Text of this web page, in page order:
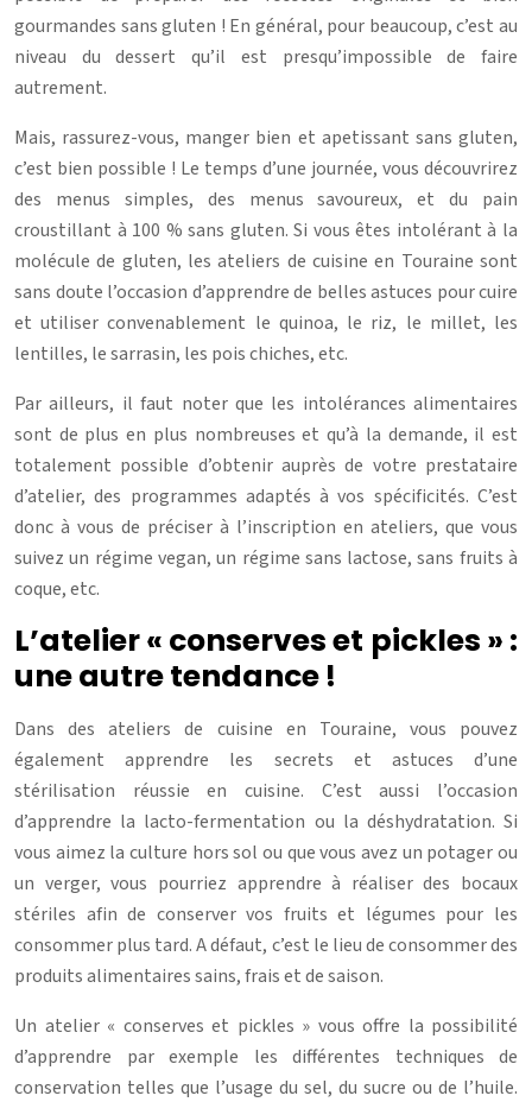
gourmandes sans gluten ! En général, pour beaucoup, c’est au
niveau du dessert qu’il est presqu’impossible de faire
autrement.
Mais, rassurez-vous, manger bien et apetissant sans gluten,
c’est bien possible ! Le temps d’une journée, vous découvrirez
des menus simples, des menus savoureux, et du pain
croustillant à 100 % sans gluten. Si vous êtes intolérant à la
molécule de gluten, les ateliers de cuisine en Touraine sont
sans doute l’occasion d’apprendre de belles astuces pour cuire
et utiliser convenablement le quinoa, le riz, le millet, les
lentilles, le sarrasin, les pois chiches, etc.
Par ailleurs, il faut noter que les intolérances alimentaires
sont de plus en plus nombreuses et qu’à la demande, il est
totalement possible d’obtenir auprès de votre prestataire
d’atelier, des programmes adaptés à vos spécificités. C’est
donc à vous de préciser à l’inscription en ateliers, que vous
suivez un régime vegan, un régime sans lactose, sans fruits à
coque, etc.
L’atelier « conserves et pickles » :
une autre tendance !
Dans des ateliers de cuisine en Touraine, vous pouvez
également apprendre les secrets et astuces d’une
stérilisation réussie en cuisine. C’est aussi l’occasion
d’apprendre la lacto-fermentation ou la déshydratation. Si
vous aimez la culture hors sol ou que vous avez un potager ou
un verger, vous pourriez apprendre à réaliser des bocaux
stériles afin de conserver vos fruits et légumes pour les
consommer plus tard. A défaut, c’est le lieu de consommer des
produits alimentaires sains, frais et de saison.
Un atelier « conserves et pickles » vous offre la possibilité
d’apprendre par exemple les différentes techniques de
conservation telles que l’usage du sel, du sucre ou de l’huile.